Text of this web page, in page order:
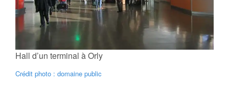
Hall d’un terminal à Orly
Crédit photo : domaine public